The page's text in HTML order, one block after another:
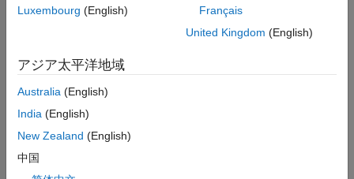
ヒント
リテラル文字列は一重引用符または二重引用符で囲みます。
バージョン履歴
R2018b で導入
参考
strlength
Luxembourg (English)
Français
United Kingdom (English)
アジア太平洋地域
Australia (English)
India (English)
New Zealand (English)
中国